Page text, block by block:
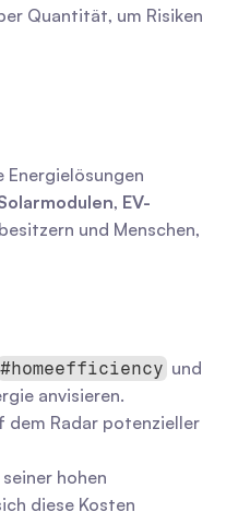
Quantität, um Risiken
, EV-
und Menschen,
#homeefficiency
anvisieren.
dem Radar potenzieller
hohen
diese Kosten